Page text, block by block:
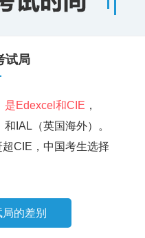
试局
是Edexcel和CIE ，
IAL（英国海外）。
CIE，中国考生选择
的差别